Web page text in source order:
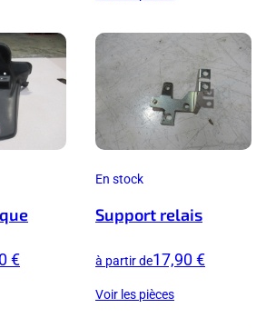
€
En stock
Support relais
à partir de17,90 €
Voir les pièces